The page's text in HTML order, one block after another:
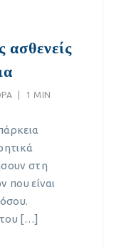
ασθενείς
1 MIN
στη
που είναι
[…]